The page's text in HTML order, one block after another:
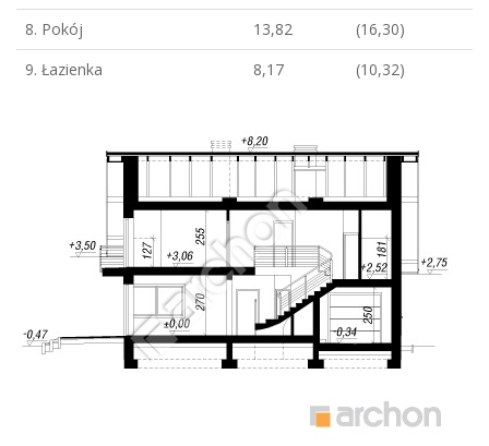
8. Pokój
13,82
(16,30)
9. Łazienka
8,17 (10,32)